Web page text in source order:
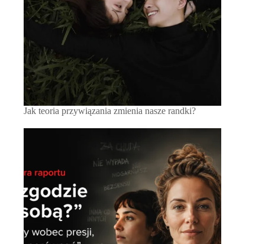
Jak teoria przywiązania zmienia nasze randki?